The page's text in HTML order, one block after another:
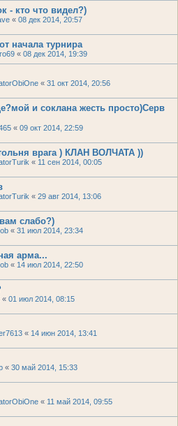
- кто что видел?)
« 08 дек 2014, 20:57
начала турнира
« 08 дек 2014, 19:39
« 31 окт 2014, 20:56
и соклана жесть просто)Серв
« 09 окт 2014, 22:59
врага ) КЛАН ВОЛЧАТА ))
« 11 сен 2014, 00:05
« 29 авг 2014, 13:06
слабо?)
« 31 июл 2014, 23:34
арма...
« 14 июл 2014, 22:50
« 01 июл 2014, 08:15
« 14 июн 2014, 13:41
« 30 май 2014, 15:33
« 11 май 2014, 09:55